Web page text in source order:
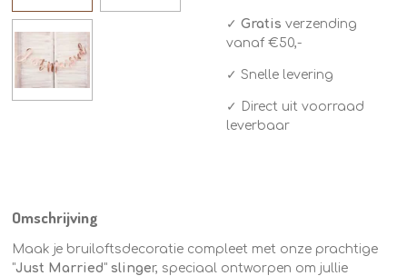
✓ Gratis verzending
vanaf €50,-
✓ Snelle levering
✓ Direct uit voorraad
leverbaar
Omschrijving
Maak je bruiloftsdecoratie compleet met onze prachtige
"Just Married"slinger, speciaal ontworpen om jullie